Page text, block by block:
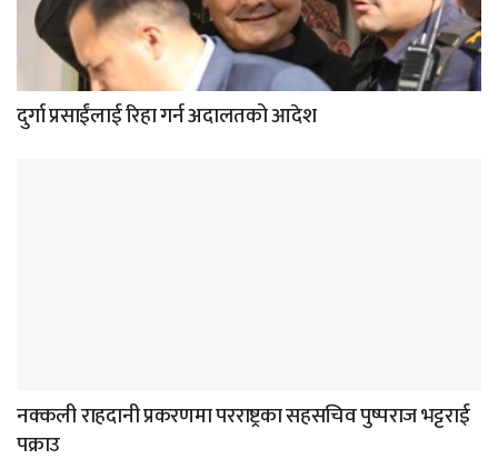
दुर्गा प्रसाईंलाई रिहा गर्न अदालतको आदेश
नक्कली राहदानी प्रकरणमा परराष्ट्रका सहसचिव पुष्पराज भट्टराई
पक्राउ